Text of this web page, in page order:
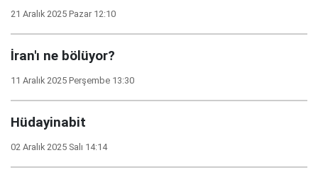
21 Aralık 2025 Pazar 12:10
İran'ı ne bölüyor?
11 Aralık 2025 Perşembe 13:30
Hüdayinabit
02 Aralık 2025 Salı 14:14